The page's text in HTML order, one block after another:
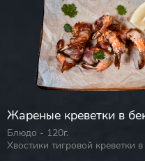
Жареные креветки в
Блюдо - 120г.
Хвостики тигровой креветки